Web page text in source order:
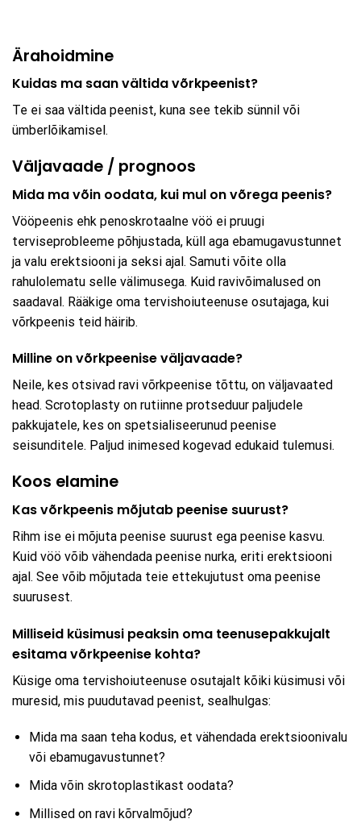
Ärahoidmine
Kuidas ma saan vältida võrkpeenist?
Te ei saa vältida peenist, kuna see tekib sünnil või
ümberlõikamisel.
Väljavaade / prognoos
Mida ma võin oodata, kui mul on võrega peenis?
Vööpeenis ehk penoskrotaalne vöö ei pruugi
terviseprobleeme põhjustada, küll aga ebamugavustunnet
ja valu erektsiooni ja seksi ajal. Samuti võite olla
rahulolematu selle välimusega. Kuid ravivõimalused on
saadaval. Rääkige oma tervishoiuteenuse osutajaga, kui
võrkpeenis teid häirib.
Milline on võrkpeenise väljavaade?
Neile, kes otsivad ravi võrkpeenise tõttu, on väljavaated
head. Scrotoplasty on rutiinne protseduur paljudele
pakkujatele, kes on spetsialiseerunud peenise
seisunditele. Paljud inimesed kogevad edukaid tulemusi.
Koos elamine
Kas võrkpeenis mõjutab peenise suurust?
Rihm ise ei mõjuta peenise suurust ega peenise kasvu.
Kuid vöö võib vähendada peenise nurka, eriti erektsiooni
ajal. See võib mõjutada teie ettekujutust oma peenise
suurusest.
Milliseid küsimusi peaksin oma teenusepakkujalt
esitama võrkpeenise kohta?
Küsige oma tervishoiuteenuse osutajalt kõiki küsimusi või
muresid, mis puudutavad peenist, sealhulgas:
Mida ma saan teha kodus, et vähendada erektsioonivalu
või ebamugavustunnet?
Mida võin skrotoplastikast oodata?
Millised on ravi kõrvalmõjud?